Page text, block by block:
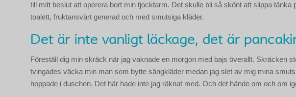
till mitt beslut att operera bort min tjocktarm. Det skulle bli så skönt att slippa tänka
toalett, fruktansvärt generad och med smutsiga kläder.
Det är inte vanligt läckage, det är
Föreställ dig min skräck när jag vaknade en morgon med bajs överallt. Skräcken
tvingades väcka min man som bytte sängkläder medan jag slet av mig mina
hoppade i duschen. Det här hade inte jag räknat med. Och det hände om och om